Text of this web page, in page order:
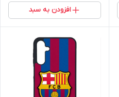
افزودن به سبد